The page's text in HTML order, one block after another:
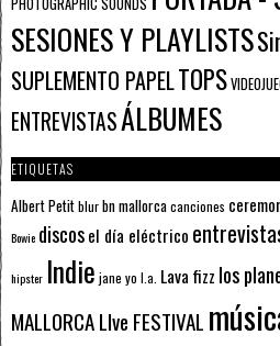
PHOTOGRAPHIC SOUNDS
SESIONES Y PLAYLISTS
SUPLEMENTO PAPELTOPS
ENTREVISTASÁLBUMES
ETIQUETAS
Albert Petitblurbn mallorcacanciones
Bowie discosel día eléctrico
hipster Indie jane yo l.a. Lava fizz los
MALLORCA LIve FESTIVAL